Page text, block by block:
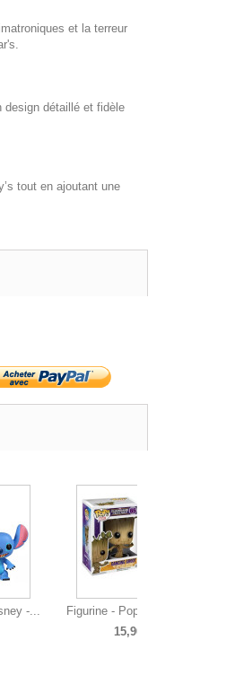
et la terreur
détaillé et fidèle
tout en ajoutant une
-...
Figurine - Pop! Marvel -...
15,90 €